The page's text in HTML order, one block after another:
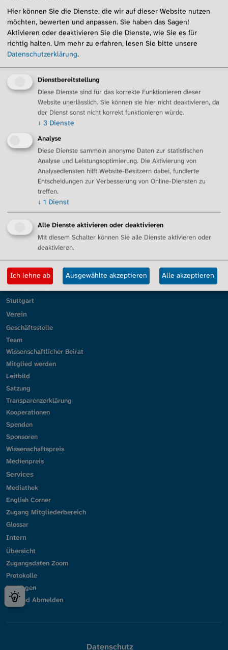
Selbstfürsorge
Sauerstoff und Technik
Inhalationen und Hilfsmittel
Arzt-Patienten-Beziehung
Angehörige
Schlafapnoen
Ernährung
Sport
Notfall und Notfalldose
Sozialleistungen
Palliativversorgung
Regionalgruppen
Berlin/Brandenburg
Erftstadt/Euskirchen
Essen/Duisburg
Kassel
Köln
Lörrach und Südbaden
München
Ober-/Mittel-/Unterfranken
Stuttgart
Verein
Geschäftsstelle
Team
Wissenschaftlicher Beirat
Mitglied werden
Leitbild
Satzung
Transparenzerklärung
Kooperationen
Spenden
Sponsoren
Wissenschaftspreis
Medienpreis
Services
Mediathek
English Corner
Zugang Mitgliederbereich
Glossar
Intern
Übersicht
Zugangsdaten Zoom
Protokolle
Umfragen
An- und Abmelden
Datenschutz
Hier können Sie die Dienste, die wir auf dieser Website nutzen
möchten, bewerten und anpassen. Sie haben das Sagen!
Aktivieren oder deaktivieren Sie die Dienste, wie Sie es für
richtig halten. Um mehr zu erfahren, lesen Sie bitte unsere
Datenschutzerklärung.
Dienstbereitstellung
Diese Dienste sind für das korrekte Funktionieren dieser
Website unerlässlich. Sie können sie hier nicht deaktivieren, da
der Dienst sonst nicht korrekt funktionieren würde.
↓ 3 Dienste
Analyse
Diese Dienste sammeln anonyme Daten zur statistischen
Analyse und Leistungsoptimierung. Die Aktivierung von
Analysediensten hilft Website-Besitzern dabei, fundierte
Entscheidungen zur Verbesserung von Online-Diensten zu
treffen.
↓ 1 Dienst
Alle Dienste aktivieren oder deaktivieren
Mit diesem Schalter können Sie alle Dienste aktivieren oder
deaktivieren.
Ich lehne ab Ausgewählte akzeptieren Alle akzeptieren